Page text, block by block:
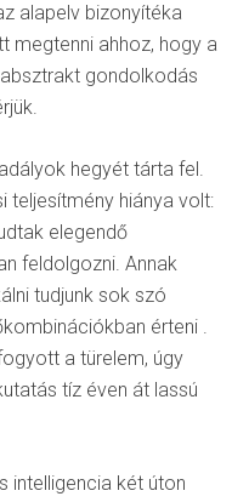
alapelv bizonyítéka
megtenni ahhoz, hogy a
gondolkodás
hegyét tárta fel.
teljesítmény hiánya volt:
elegendő
feldolgozni. Annak
tudjunk sok szó
érteni .
a türelem, úgy
tíz éven át lassú
intelligencia két úton